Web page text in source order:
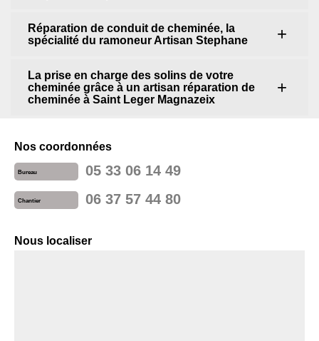
Réparation de conduit de cheminée, la
spécialité du ramoneur Artisan Stephane
La prise en charge des solins de votre
cheminée grâce à un artisan réparation de
cheminée à Saint Leger Magnazeix
Nos coordonnées
Bureau 05 33 06 14 49
Chantier 06 37 57 44 80
Nous localiser